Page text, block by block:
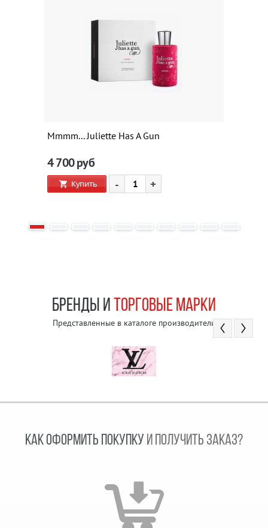
Mmmm... Juliette Has A Gun
4 700руб
Купить - +
БРЕНДЫ И ТОРГОВЫЕ МАРКИ
Представленные в каталоге производители
КАК ОФОРМИТЬ ПОКУПКУ И ПОЛУЧИТЬ ЗАКАЗ?